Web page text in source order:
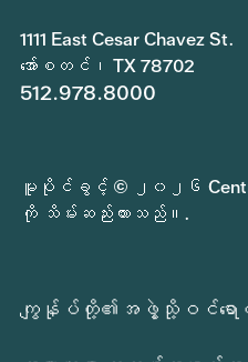
1111 East Cesar Chavez St.
အော်စတင်၊ TX 78702
512.978.8000
မူပိုင်ခွင့် © ၂၀၂၆
ကို သိမ်းဆည်းထားသည်။.
ကျွန်ုပ်တို့၏အဖွဲ့သို့ဝင်ရော